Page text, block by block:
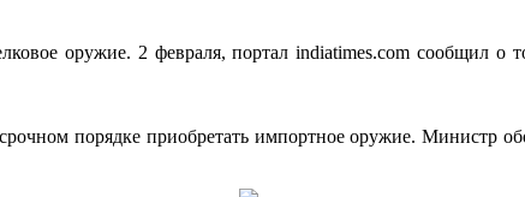
оружие. 2 февраля, портал indiatimes.com
порядке приобретать импортное оружие. Министр